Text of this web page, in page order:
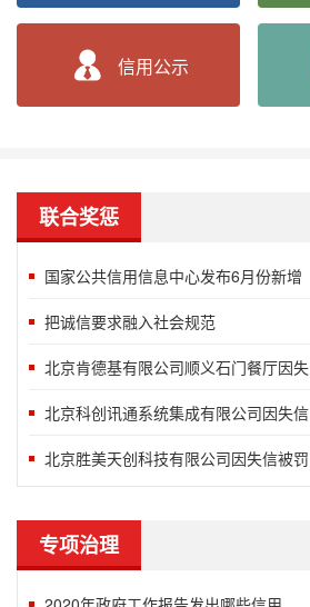
“2018北京榜样”发布八月第一周5
言信行果 千金一诺——第八届湖南省诚
谢运良：一颗诚心 凝聚大爱
北京蓝源企业管理有限公司评为AAA
2020年获得企业信用AAA级企业
信用公示
联合奖惩
国家公共信用信息中心发布6月份新增
把诚信要求融入社会规范
北京肯德基有限公司顺义石门餐厅因失
北京科创讯通系统集成有限公司因失信
北京胜美天创科技有限公司因失信被罚
专项治理